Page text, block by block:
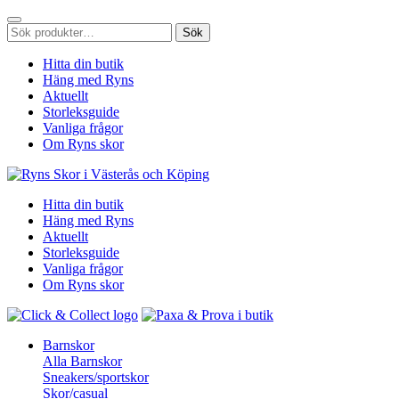
Sök
efter:
Sök
Hitta din butik
Häng med Ryns
Aktuellt
Storleksguide
Vanliga frågor
Om Ryns skor
Hitta din butik
Häng med Ryns
Aktuellt
Storleksguide
Vanliga frågor
Om Ryns skor
Barnskor
Alla Barnskor
Sneakers/sportskor
Skor/casual